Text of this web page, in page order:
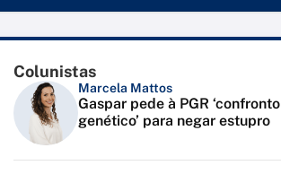
Colunistas
Marcela Mattos
Gaspar pede à PGR ‘confronto
genético’ para negar estupro